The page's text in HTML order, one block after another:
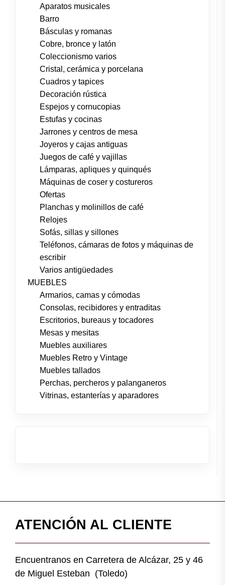
Aparatos musicales
Barro
Básculas y romanas
Cobre, bronce y latón
Coleccionismo varios
Cristal, cerámica y porcelana
Cuadros y tapices
Decoración rústica
Espejos y cornucopias
Estufas y cocinas
Jarrones y centros de mesa
Joyeros y cajas antiguas
Juegos de café y vajillas
Lámparas, apliques y quinqués
Máquinas de coser y costureros
Ofertas
Planchas y molinillos de café
Relojes
Sofás, sillas y sillones
Teléfonos, cámaras de fotos y máquinas de
escribir
Varios antigüedades
MUEBLES
Armarios, camas y cómodas
Consolas, recibidores y entraditas
Escritorios, bureaus y tocadores
Mesas y mesitas
Muebles auxiliares
Muebles Retro y Vintage
Muebles tallados
Perchas, percheros y palanganeros
Vitrinas, estanterías y aparadores
ATENCIÓN AL CLIENTE
Encuentranos en Carretera de Alcázar, 25 y 46
de Miguel Esteban (Toledo)